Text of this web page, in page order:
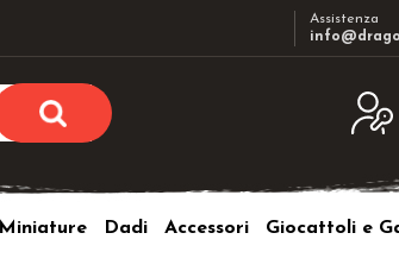
Assistenza
utente e la password e poi clicca sul
Miniature Dadi Accessori Giocattoli e